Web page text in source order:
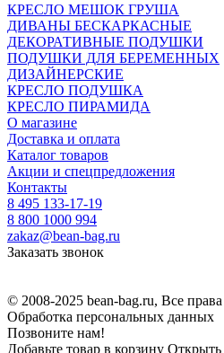
КРЕСЛО МЕШОК ГРУША
ДИВАНЫ БЕСКАРКАСНЫЕ
ДЕКОРАТИВНЫЕ ПОДУШКИ
ПОДУШКИ ДЛЯ БЕРЕМЕННЫХ
ДИЗАЙНЕРСКИЕ
КРЕСЛО ПОДУШКА
КРЕСЛО ПИРАМИДА
О магазине
Доставка и оплата
Каталог товаров
Акции и спецпредложения
Контакты
8 495 133-17-19
8 800 1000 994
zakaz@bean-bag.ru
Заказать звонок
© 2008-2025 bean-bag.ru, Все
Обработка персональных данных
Позвоните нам!
Добавьте товар в корзину Открыть